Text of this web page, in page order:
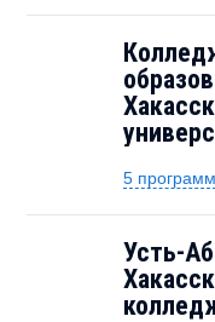
5 программ
Усть-